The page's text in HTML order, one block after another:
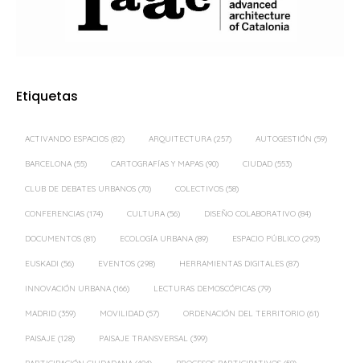
Etiquetas
ACTIVANDO ESPACIOS (82) ARQUITECTURA (257) AUTOGESTIÓN (59)
BARCELONA (55) CARTOGRAFÍAS Y MAPAS (90) CIUDAD (553)
CLUB DE DEBATES URBANOS (70) COLECTIVOS (58)
CONFERENCIAS (174) CULTURA (56) DISEÑO COLABORATIVO (84)
DOCUMENTOS (81) ECOLOGÍA URBANA (89) ESPACIO PÚBLICO (293)
EUSKADI (56) EVENTOS (298) HERRAMIENTAS DIGITALES (87)
INNOVACIÓN URBANA (166) LECTURAS DEMOSCÓPICAS (79)
MADRID (359) MOVILIDAD (57) ORDENACIÓN DEL TERRITORIO (61)
PAISAJE (128) PAISAJE TRANSVERSAL (399)